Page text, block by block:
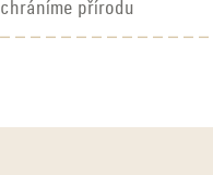
chráníme přírodu